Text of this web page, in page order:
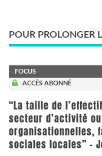
POUR PROLONGER
FOCUS
ACCÈS ABONNÉ
“La taille de
secteur d’activité
organisationnelles,
sociales locales” -